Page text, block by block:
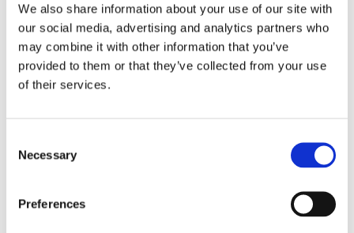
We also share information about your use of our site with
our social media, advertising and analytics partners who
may combine it with other information that you’ve
provided to them or that they’ve collected from your use
of their services.
Selection
Necessary
Preferences
Tallink lyfter halvåret trots
pressade kostnader